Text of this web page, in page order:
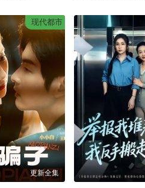
现代都市
更新全集